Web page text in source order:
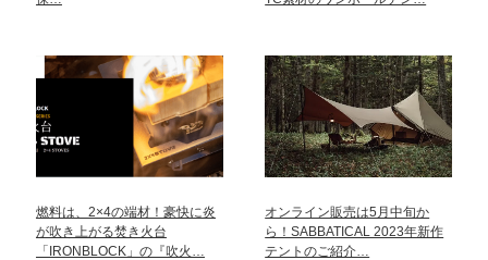
燃料は、2×4の端材！豪快に炎
が吹き上がる焚き火台
「IRONBLOCK」の『吹火…
オンライン販売は5月中旬か
ら！SABBATICAL 2023年新作
テントのご紹介…